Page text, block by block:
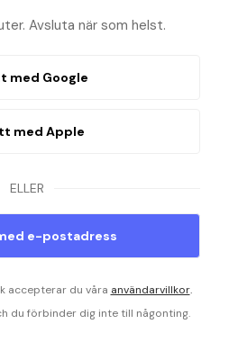
Avsluta när som helst.
med Google
med Apple
ELLER
e-postadress
accepterar du våra användarvillkor.
du förbinder dig inte till någonting.